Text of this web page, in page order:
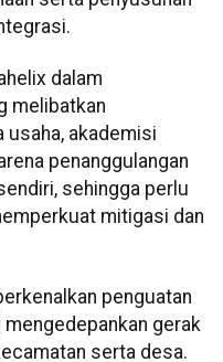
dalam
melibatkan
usaha, akademisi
penanggulangan
sehingga perlu
mitigasi dan
penguatan
mengedepankan gerak
serta desa.